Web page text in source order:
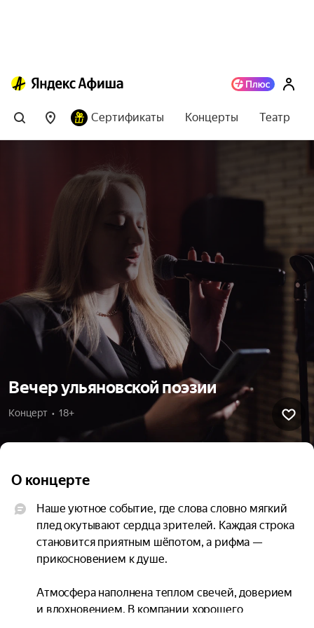
Сертификаты Концерты Театр
Вечер ульяновской поэзии
Концерт  •  18+
О концерте
Наше уютное событие, где слова словно мягкий
плед окутывают сердца зрителей. Каждая строка
становится приятным шёпотом, а рифма —
прикосновением к душе.
Атмосфера наполнена теплом свечей, доверием
и вдохновением. В компании хорошего